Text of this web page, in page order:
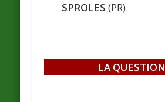
SPROLES (PR).
LA QUESTION